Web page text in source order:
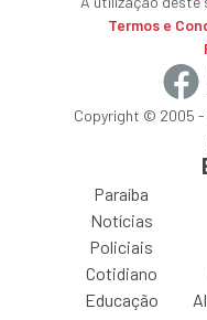
Termos e
Copyright © 2005 -
Paraíba
Notícias
Policiais
Cotidiano
Educação